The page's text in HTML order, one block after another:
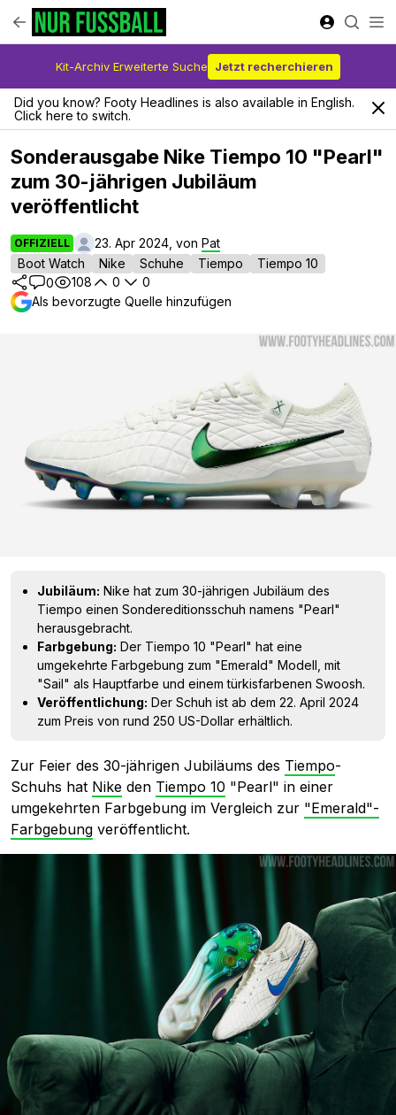
Kit-Archiv Erweiterte Suche Jetzt recherchieren
Did you know? Footy Headlines is also available in English.
Click here to switch.
Sonderausgabe Nike Tiempo 10 "Pearl"
zum 30-jährigen Jubiläum
veröffentlicht
OFFIZIELL 23. Apr 2024, von Pat
Boot Watch
Nike Schuhe Tiempo
Tiempo 10
0
108 0
0
Als bevorzugte Quelle hinzufügen
Jubiläum: Nike hat zum 30-jährigen Jubiläum des
Tiempo einen Sondereditionsschuh namens "Pearl"
herausgebracht.
Farbgebung: Der Tiempo 10 "Pearl" hat eine
umgekehrte Farbgebung zum "Emerald" Modell, mit
"Sail" als Hauptfarbe und einem türkisfarbenen Swoosh.
Veröffentlichung: Der Schuh ist ab dem 22. April 2024
zum Preis von rund 250 US-Dollar erhältlich.
Zur Feier des 30-jährigen Jubiläums des Tiempo-
Schuhs hat Nike den Tiempo 10 "Pearl" in einer
umgekehrten Farbgebung im Vergleich zur "Emerald"-
Farbgebung veröffentlicht.